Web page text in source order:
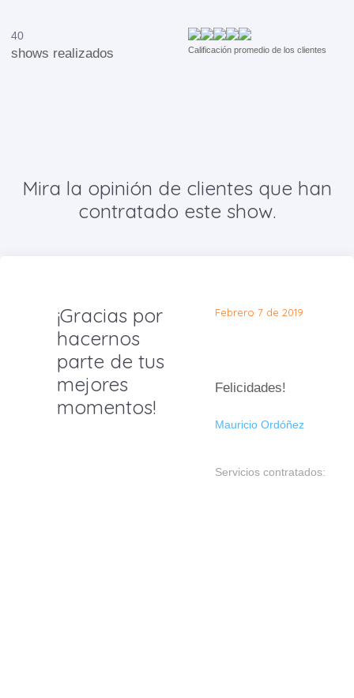
40
shows realizados Calificación promedio de los clientes
Mira la opinión de clientes que han
contratado este show.
¡Gracias por
hacernos
parte de tus
mejores
momentos!
Febrero 7 de 2019
Felicidades!
Mauricio Ordóñez
Servicios contratados: